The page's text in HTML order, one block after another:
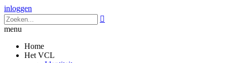
inloggen

menu
Home
Het VCL